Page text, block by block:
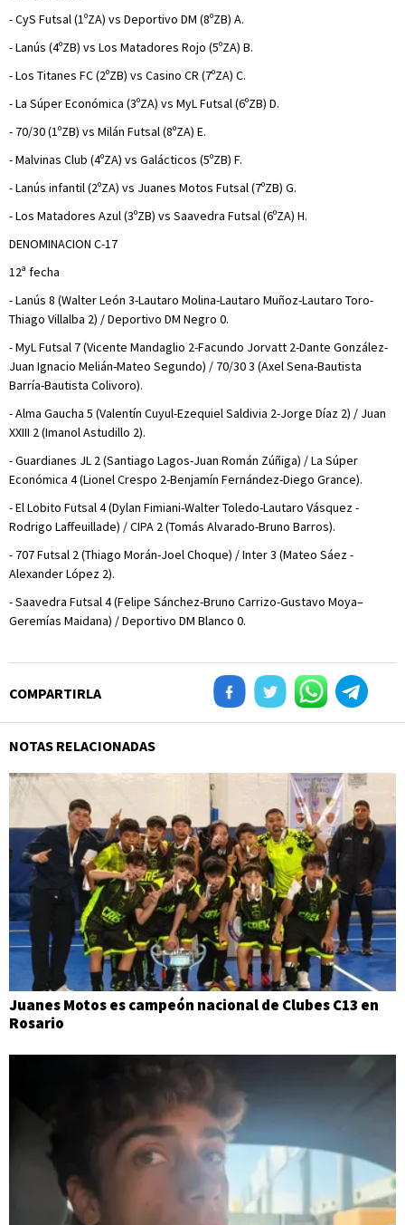
- CyS Futsal (1ºZA) vs Deportivo DM (8ºZB) A.
- Lanús (4ºZB) vs Los Matadores Rojo (5ºZA) B.
- Los Titanes FC (2ºZB) vs Casino CR (7ºZA) C.
- La Súper Económica (3ºZA) vs MyL Futsal (6ºZB) D.
- 70/30 (1ºZB) vs Milán Futsal (8ºZA) E.
- Malvinas Club (4ºZA) vs Galácticos (5ºZB) F.
- Lanús infantil (2ºZA) vs Juanes Motos Futsal (7ºZB) G.
- Los Matadores Azul (3ºZB) vs Saavedra Futsal (6ºZA) H.
DENOMINACION C-17
12ª fecha
- Lanús 8 (Walter León 3-Lautaro Molina-Lautaro Muñoz-Lautaro Toro-
Thiago Villalba 2) / Deportivo DM Negro 0.
- MyL Futsal 7 (Vicente Mandaglio 2-Facundo Jorvatt 2-Dante González-
Juan Ignacio Melián-Mateo Segundo) / 70/30 3 (Axel Sena-Bautista
Barría-Bautista Colivoro).
- Alma Gaucha 5 (Valentín Cuyul-Ezequiel Saldivia 2-Jorge Díaz 2) / Juan
XXIII 2 (Imanol Astudillo 2).
- Guardianes JL 2 (Santiago Lagos-Juan Román Zúñiga) / La Súper
Económica 4 (Lionel Crespo 2-Benjamín Fernández-Diego Grance).
- El Lobito Futsal 4 (Dylan Fimiani-Walter Toledo-Lautaro Vásquez -
Rodrigo Laffeuillade) / CIPA 2 (Tomás Alvarado-Bruno Barros).
- 707 Futsal 2 (Thiago Morán-Joel Choque) / Inter 3 (Mateo Sáez -
Alexander López 2).
- Saavedra Futsal 4 (Felipe Sánchez-Bruno Carrizo-Gustavo Moya–
Geremías Maidana) / Deportivo DM Blanco 0.
COMPARTIRLA
NOTAS RELACIONADAS
Juanes Motos es campeón nacional de Clubes C13 en
Rosario